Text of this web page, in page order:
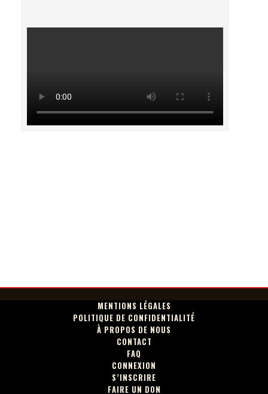
MENTIONS LÉGALES
POLITIQUE DE CONFIDENTIALITÉ
À PROPOS DE NOUS
CONTACT
FAQ
CONNEXION
S’INSCRIRE
FAIRE UN DON